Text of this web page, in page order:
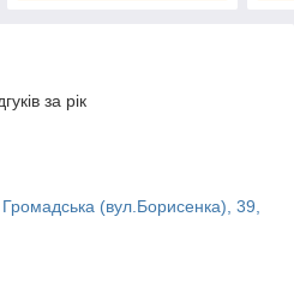
за рік
Громадська (вул.Борисенка), 39,